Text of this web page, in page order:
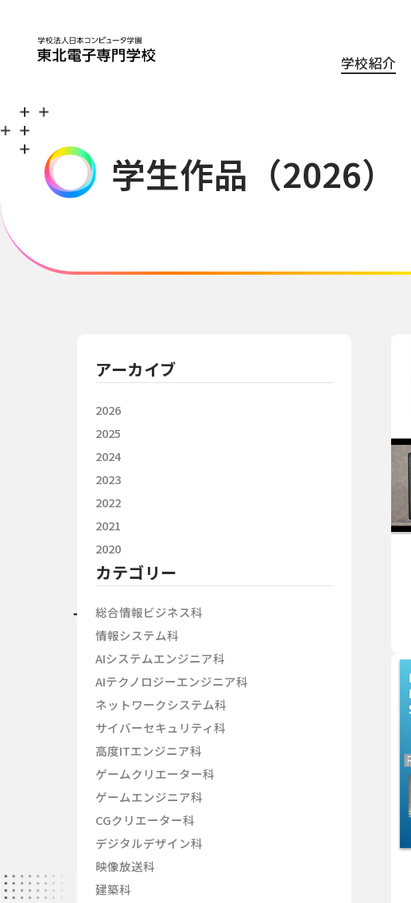
学校紹介
学生作品（2026）
アーカイブ
2026
2025
2024
2023
2022
2021
2020
カテゴリー
総合情報ビジネス科
情報システム科
AIシステムエンジニア科
AIテクノロジーエンジニア科
ネットワークシステム科
サイバーセキュリティ科
高度ITエンジニア科
ゲームクリエーター科
ゲームエンジニア科
CGクリエーター科
デジタルデザイン科
映像放送科
建築科